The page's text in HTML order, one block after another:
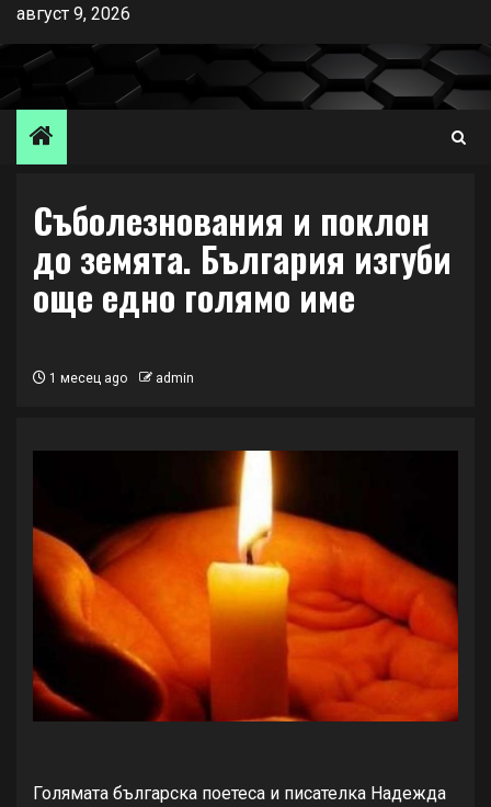
Skip
content
август 9, 2026
Съболезнования и поклон
до земята. България изгуби
още едно голямо име
1 месец ago admin
Голямата българска поетеса и писателка Надежда